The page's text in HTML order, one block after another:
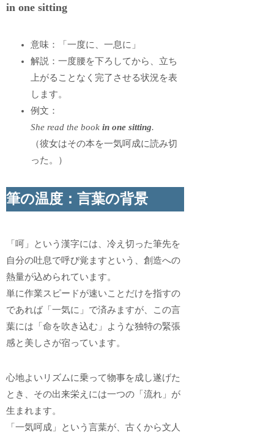
in one sitting
意味：「一度に、一息に」
解説：一度腰を下ろしてから、立ち
上がることなく完了させる状況を表
します。
例文：
She read the bookin one sitting.
（彼女はその本を一気呵成に読み切
った。）
筆の温度：言葉の背景
「呵」という漢字には、冷え切った筆先を
自分の吐息で呼び覚ますという、創造への
熱量が込められています。
単に作業スピードが速いことだけを指すの
であれば「一気に」で済みますが、この言
葉には「命を吹き込む」ような独特の緊張
感と美しさが宿っています。
心地よいリズムに乗って物事を成し遂げた
とき、その出来栄えには一つの「流れ」が
生まれます。
「一気呵成」という言葉が、古くから文人